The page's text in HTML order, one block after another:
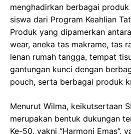
menghadirkan berbagai
siswa dari Program Keahlian
Produk yang dipamerkan
wear, aneka tas makrame, tas
lenan rumah tangga, tempat
gantungan kunci dengan
pouch, serta berbagai produk
Menurut Wilma, keikutsertaan
merupakan bentuk dukungan
Ke-50, yakni “Harmoni Emas”,